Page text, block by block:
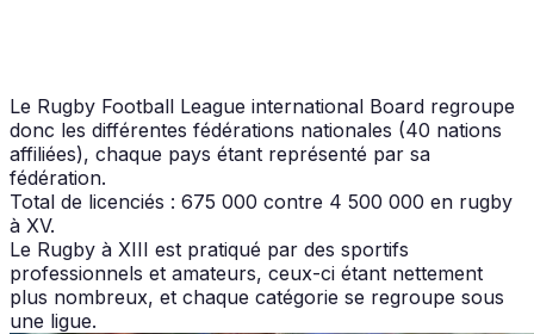
Le Rugby Football League international Board regroupe
donc les différentes fédérations nationales (40 nations
affiliées), chaque pays étant représenté par sa
fédération.
Total de licenciés : 675 000 contre 4 500 000 en rugby
à XV.
Le Rugby à XIII est pratiqué par des sportifs
professionnels et amateurs, ceux-ci étant nettement
plus nombreux, et chaque catégorie se regroupe sous
une ligue.